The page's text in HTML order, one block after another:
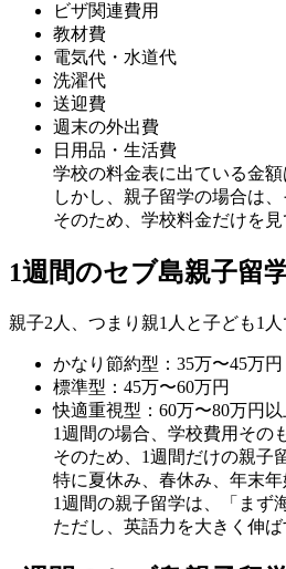
ビザ関連費用
教材費
電気代・水道代
洗濯代
送迎費
週末の外出費
日用品・生活費
学校の料金表に出ている金
しかし、親子留学の場合は
そのため、学校料金だけを
1週間のセブ島親子留
親子2人、つまり親1人と子ども1
かなり節約型：35万〜45万円
標準型：45万〜60万円
快適重視型：60万〜80万円以
1週間の場合、学校費用その
そのため、1週間だけの親子
特に夏休み、春休み、年末
1週間の親子留学は、「まず
ただし、英語力を大きく伸